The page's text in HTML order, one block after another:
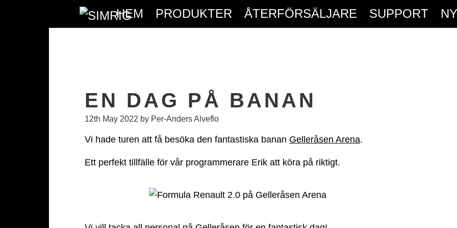
HEM PRODUKTER ÅTERFÖRSÄLJARE SUPPORT
EN DAG PÅ BANAN
12th May 2022 by Per-Anders Alveflo
Vi hade turen att få besöka den fantastiska banan Gelleråsen Arena.
Ett perfekt tillfälle för vår programmerare Erik att köra på riktigt.